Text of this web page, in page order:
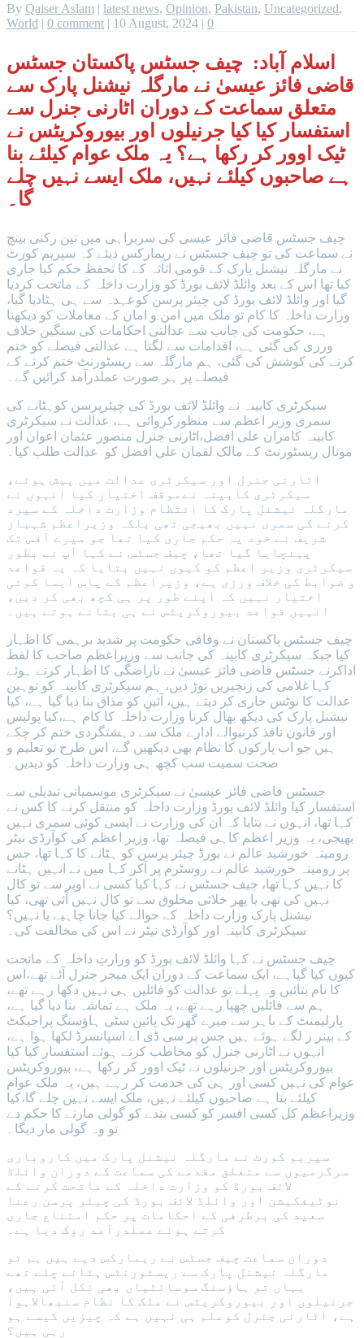
By Qaiser Aslam | latest news, Opinion, Pakistan, Uncategorized,
World | 0 comment | 10 August, 2024 | 0
اسلام آباد: چیف جسٹس پاکستان جسٹس
قاضی فائز عیسیٰ نے مارگلہ نیشنل پارک سے
متعلق سماعت کے دوران اٹارنی جنرل سے
استفسار کیا کیا جرنیلوں اور بیوروکریٹس نے
ٹیک اوور کر رکھا ہے؟ یہ ملک عوام کیلئے بنا
ہے صاحبوں کیلئے نہیں، ملک ایسے نہیں چلے
گا۔
چیف جسٹس قاضی فائز عیسی کی سربراہی میں تین رکنی بینچ
نے سماعت کی تو چیف جسٹس نے ریمارکس دیئے کہ سپریم کورٹ
نے مارگلہ نیشنل پارک کے قومی اثاثہ کے کا تحفظ حکم کیا جاری
کیا تھا اس کے بعد وائلڈ لائف بورڈ کو وزارت داخلہ کے ماتحت کردیا
گیا اور وائلڈ لائف بورڈ کی چیئر پرسن کوعہدہ سے ہی ہٹادیا گیا،
وزارت داخلہ کا کام تو ملک میں امن و امان کے معاملات کو دیکھنا
ہے، حکومت کی جانب سے عدالتی احکامات کی سنگین خلاف
ورزی کی گئی ہے، اقدامات سے لگتا ہے عدالتی فیصلے کو ختم
کرنے کی کوشش کی گئی، ہم مارگلہ سے ریسٹورنٹ ختم کرنے کے
فیصلے پر ہر صورت عملدرآمد کرائیں گے۔
سیکرٹری کابینہ نے وائلڈ لائف بورڈ کی چیئرپرسن کوہٹانے کی
سمری وزیر اعظم سے منظورکروائی ہے، عدالت نے سیکرٹری
کابینہ کامران علی افضل،اٹارنی جنرل منصور عثمان اعوان اور
اٹارنی جنرل اور سیکرٹری عدالت میں پیش ہوئے،
سیکرٹری کابینہ نےموقف اختیار کیا انہوں نے
مارگلہ نیشنل پارک کا انتظام وزارت داخلہ کے سپرد
کرنے کی سمری نہیں بھیجی تھی بلکہ وزیراعظم شہباز
شریف نے خود یہ حکم جاری کیا تھا جو میرے آفس تک
پہنچایا گیا تھا، چیف جسٹس نے کہا آپ نے بطور
سیکرٹری وزیر اعظم کو کیوں نہیں بتایا کہ یہ قواعد
و ضوابط کی خلاف ورزی ہے، وزیراعظم کے پاس ایسا کوئی
اختیار نہیں کہ اپنے طور پر ہی کچھ بھی کر دیں،
انہیں قواعد بیوروکریٹس نے ہی بتانے ہوتے ہیں۔
چیف جسٹس پاکستان نے وفاقی حکومت پر شدید برہمی کا اظہار
کیا جبکہ سیکرٹری کابینہ کی جانب سے وزیراعظم صاحب کا لفظ
اداکرنے جسٹس قاضی فائز عیسیٰ نے ناراضگی کا اظہار کرتے ہوئے
کہا غلامی کی زنجیریں توڑ دیں، ہم سیکرٹری کابینہ کو توہین
عدالت کا نوٹس جاری کر دیتے ہیں، آئینِ کو مذاق بنا دیا گیا ہے، کیا
نیشنل پارک کی دیکھ بھال کرنا وزارت داخلہ کا کام ہے،کیا پولیس
اور قانون نافذ کرنیوالے ادارے ملک سے دہشتگردی ختم کر چکے
ہیں جو اب پارکوں کا نظام بھی دیکھیں گے، اس طرح تو تعلیم و
صحت سمیت سب کچھ ہی وزارت داخلہ کو دیدیں۔
جسٹس قاضی فائز عیسیٰ نے سیکرٹری موسمیاتی تبدیلی سے
استفسار کیا وائلڈ لائف بورڈ وزارت داخلہ کو منتقل کرنے کا کس نے
کہا تھا، انہوں نے بتایا کہ ان کی وزارت نے ایسی کوئی سمری نہیں
بھیجی، یہ وزیر اعظم کاہی فیصلہ تھا، وزیر اعظم کی کوآرڈی نیٹر
رومینہ خورشید عالم نے بورڈ چیئر پرسن کو ہٹانے کا کہا تھا، جس
پر رومینہ خورشید عالم نے روسٹرم پر آکر کہا میں نے انہیں ہٹانے
کا نہیں کہا تھا، چیف جسٹس نے کہا کیا کسی نے اوپر سے تو کال
نہیں کی تھی یا پھر خلائی مخلوق سے تو کال نہیں آئی تھی، کیا
نیشنل پارک وزارت داخلہ کے حوالے کیا جانا چاہیے یا نہیں؟
سیکرٹری کابینہ اور کوآرڈی نیٹر نے اس کی مخالفت کی۔
چیف جسٹس نے کہا وائلڈ لائف بورڈ کو وزارتِ داخلہ کے ماتحت
کیوں کیا گیاہے، ایک سماعت کے دوران ایک میجر جنرل آئے تھے،اس
کا نام بتائیں وہ پہلے تو عدالت کو فائلیں ہی نہیں دکھا رہے تھے،
ہم سے فائلیں چھپا رہے تھے، یہ ملک ہے تماشہ بنا دیا گیا ہے،
پارلیمنٹ کے باہر سے میرے گھر تک پائین سٹی ہاؤسنگ پراجیکٹ
کے بینر ز لگے ہوئے ہیں جس پر سی ڈی اے اسپانسرڈ لکھا ہوا ہے،
انہوں نے اٹارنی جنرل کو مخاطب کرتے ہوئے استفسار کیا کیا
بیوروکریٹس اور جرنیلوں نے ٹیک اوور کر رکھا ہے، بیوروکریٹس
عوام کی نہیں کسی اور ہی کی خدمت کر رہے ہیں، یہ ملک عوام
کیلئے بنا ہے صاحبوں کیلئے نہیں، ملک ایسے نہیں چلے گا،کیا
وزیراعظم کل کسی افسر کو کسی بندے کو گولی مارنے کا حکم دے
تو وہ گولی مار دیگا۔
سپریم کورٹ نے مارگلہ نیشنل پارک میں کاروباری
سرگرمیوں سے متعلق مقدمے کی سماعت کے دوران وائلڈ
لائف بورڈ کو وزارت داخلہ کے ماتحت کرنے کے
نوٹیفکیشن اور وائلڈ لائف بورڈ کی چیئر پرسن رعنا
سعید کی برطرفی کے احکامات پر حکم امتناع جاری
کرتے ہوئے عملدرآمد روک دیا ہے۔
دوران سماعت چیف جسٹس نے ریمارکس دیے ہیں ہم تو
مارگلہ نیشنل پارک سے ریسٹورنٹس ہٹانے چلے تھے
یہاں تو ہاؤسنگ سوسائٹیاں بھی نکل آئی ہیں،
جرنیلوں اور بیوروکریٹس نے ملک کا نظام سنبھالاہوا
ہے، اٹارنی جنرل کوعلم ہی نہیں ہے کہ چیزیں کیسے ہو
رہی ہیں؟